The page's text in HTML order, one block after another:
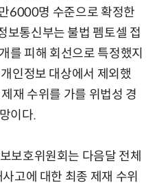
6000명 수준으로 확정한
보통신부는 불법 펨토셀 접
를 피해 회선으로 특정했지
인정보 대상에서 제외했
재 수위를 가를 위법성 경
이다.
보호위원회는 다음달 전체
고에 대한 최종 제재 수위